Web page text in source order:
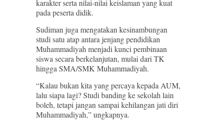
karakter serta nilai-nilai keislaman yang kuat
pada peserta didik.
Sudiman juga mengatakan kesinambungan
studi satu atap antara jenjang pendidikan
Muhammadiyah menjadi kunci pembinaan
siswa secara berkelanjutan, mulai dari TK
hingga SMA/SMK Muhammadiyah.
“Kalau bukan kita yang percaya kepada AUM,
lalu siapa lagi? Studi banding ke sekolah lain
boleh, tetapi jangan sampai kehilangan jati diri
Muhammadiyah,” ungkapnya.